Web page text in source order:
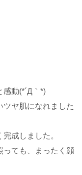
感動(*´Д｀*)
ツヤ肌になれました
成しました。
っても、まったく顔